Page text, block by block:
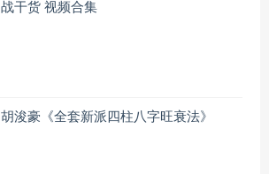
战干货 视频合集
胡浚豪《全套新派四柱八字旺衰法》